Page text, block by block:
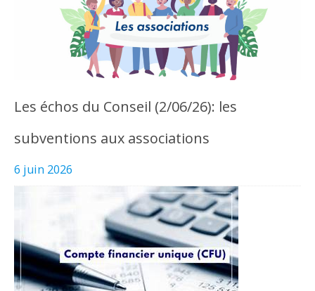
Les échos du Conseil (2/06/26): les
subventions aux associations
6 juin 2026